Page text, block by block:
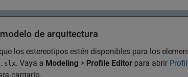
de arquitectura
los estereotipos estén disponibles para los
. Vaya a Modeling > Profile Editor para abrir
cargarlo.